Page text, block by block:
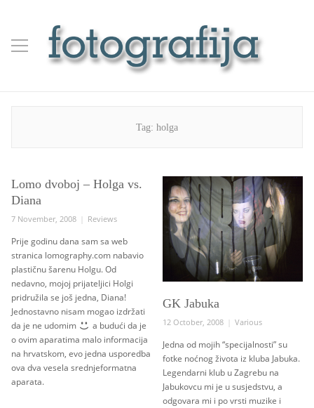
Tag: holga
Lomo dvoboj – Holga vs.
Diana
Posted
7 November, 2008 Categories
Reviews
Prije godinu dana sam sa web
stranica lomography.com nabavio
plastičnu šarenu Holgu. Od
nedavno, mojoj prijateljici Holgi
pridružila se još jedna, Diana!
Jednostavno nisam mogao izdržati
da je ne udomim
a budući da je
o ovim aparatima malo informacija
na hrvatskom, evo jedna usporedba
ova dva vesela srednjeformatna
aparata.
GK Jabuka
Posted
12 October, 2008 Categories
Various
Jedna od mojih “specijalnosti” su
fotke noćnog života iz kluba Jabuka.
Legendarni klub u Zagrebu na
Jabukovcu mi je u susjedstvu, a
odgovara mi i po vrsti muzike i